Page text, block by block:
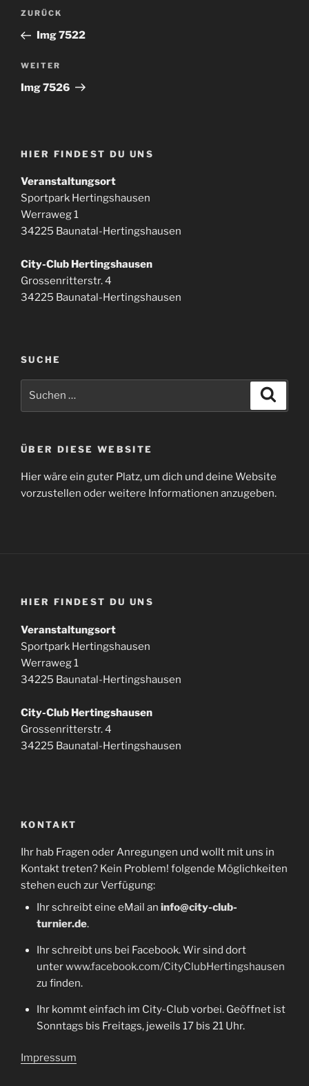
Beitragsnavigation
Vorheriger
Beitrag
ZURÜCK
Img 7522
Nächster
Beitrag
WEITER
Img 7526
HIER FINDEST DU UNS
Veranstaltungsort
Sportpark Hertingshausen
Werraweg 1
34225 Baunatal-Hertingshausen
City-Club Hertingshausen
Grossenritterstr. 4
34225 Baunatal-Hertingshausen
SUCHE
ÜBER DIESE WEBSITE
Hier wäre ein guter Platz, um dich und deine Website
vorzustellen oder weitere Informationen anzugeben.
HIER FINDEST DU UNS
Veranstaltungsort
Sportpark Hertingshausen
Werraweg 1
34225 Baunatal-Hertingshausen
City-Club Hertingshausen
Grossenritterstr. 4
34225 Baunatal-Hertingshausen
KONTAKT
Ihr hab Fragen oder Anregungen und wollt mit uns in
Kontakt treten? Kein Problem! folgende Möglichkeiten
stehen euch zur Verfügung:
Ihr schreibt eine eMail an info@city-club-
turnier.de.
Ihr schreibt uns bei Facebook. Wir sind dort
unterwww.facebook.com/CityClubHertingshausen
zu finden.
Ihr kommt einfach im City-Club vorbei. Geöffnet ist
Sonntags bis Freitags, jeweils 17 bis 21 Uhr.
Impressum